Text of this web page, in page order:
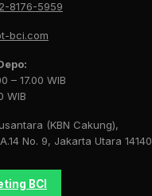
8176-5959
bci.com
– 17.00 WIB
WIB
(KBN Cakung),
No. 9, Jakarta Utara 14140
BCI